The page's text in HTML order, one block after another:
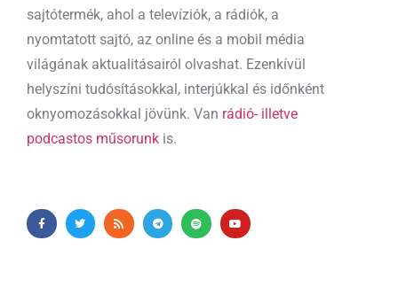
sajtótermék, ahol a televíziók, a rádiók, a
nyomtatott sajtó, az online és a mobil média
világának aktualitásairól olvashat. Ezenkívül
helyszíni tudósításokkal, interjúkkal és időnként
oknyomozásokkal jövünk. Van rádió- illetve
podcastos műsorunk is.